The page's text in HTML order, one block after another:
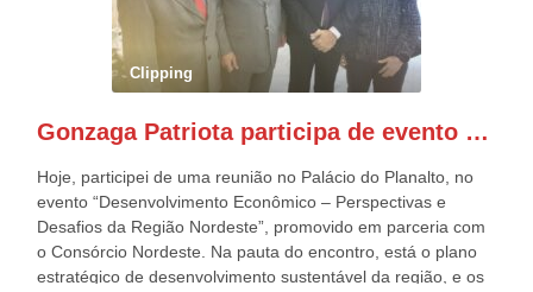
Esplanada dos Ministérios, em Brasília. Este ano, o governo
preparou espaços com cadeiras e coberturas, para 30.000
pessoas, só que o número de Patriotas Brasileiros
Independentes, dobrou na Esplanada. Eu, Lula e os
Patriota.
Clipping
Gonzaga Patriota participa de evento em prol do desenvolvimento do Nordeste
Hoje, participei de uma reunião no Palácio do Planalto, no
evento “Desenvolvimento Econômico – Perspectivas e
Desafios da Região Nordeste”, promovido em parceria com
o Consórcio Nordeste. Na pauta do encontro, está o plano
estratégico de desenvolvimento sustentável da região, e os